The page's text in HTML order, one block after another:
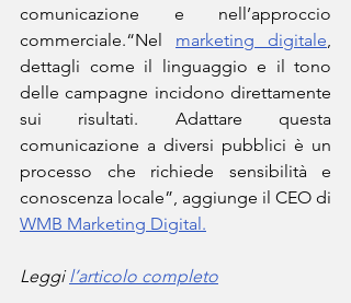
comunicazione e nell’approccio
commerciale.“Nel marketing digitale,
dettagli come il linguaggio e il tono
delle campagne incidono direttamente
sui risultati. Adattare questa
comunicazione a diversi pubblici è un
processo che richiede sensibilità e
WMB Marketing Digital.
Leggi l’articolo completo